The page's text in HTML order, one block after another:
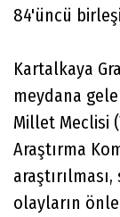
84'üncü
Kartalkaya
meydana
Millet Meclisi
Araştırma
olayların